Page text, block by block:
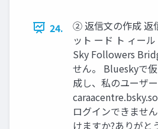
24.
② 返信文の作成 返
ット ード ト ィー
Sky Followers
せん。 Blueskyで
成し、私のユーザ
ログインできませ
けますか?ありがと